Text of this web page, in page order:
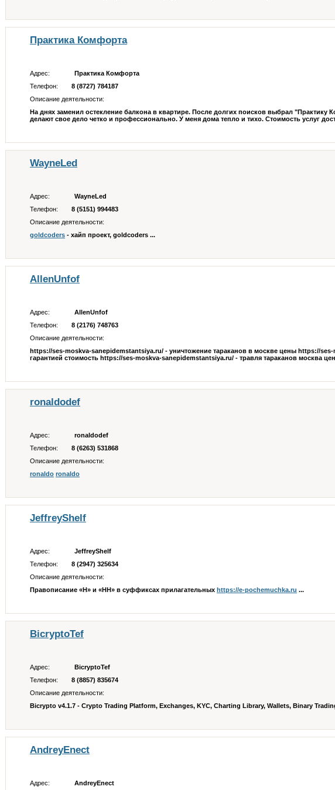
Практика Комфорта
Адрес:
Практика Комфорта
Телефон:
8 (8727) 784187
Описание деятельности:
На днях заменил остекление балкона в квартире. После долгих поисков выбрал "Практику
делают свое дело четко и профессионально. У меня дома тепло и тихо. Стоимость услуг
WayneLed
Адрес:
WayneLed
Телефон:
8 (5151) 994483
Описание деятельности:
goldcoders - хайп проект, goldcoders ...
AllenUnfof
Адрес:
AllenUnfof
Телефон:
8 (2176) 748763
Описание деятельности:
https://ses-moskva-sanepidemstantsiya.ru/ - уничтожение тараканов в москве цены https://
гарантией стоимость https://ses-moskva-sanepidemstantsiya.ru/ - травля тараканов москва
ronaldodef
Адрес:
ronaldodef
Телефон:
8 (6263) 531868
Описание деятельности:
ronaldo ronaldo
JeffreyShelf
Адрес:
JeffreyShelf
Телефон:
8 (2947) 325634
Описание деятельности:
Правописание «Н» и «НН» в суффиксах прилагательных https://e-pochemuchka.ru ...
BicryptoTef
Адрес:
BicryptoTef
Телефон:
8 (8857) 835674
Описание деятельности:
Bicrypto v4.1.7 - Crypto Trading Platform, Exchanges, KYC, Charting Library, Wallets, Binary
AndreyEnect
Адрес: AndreyEnect